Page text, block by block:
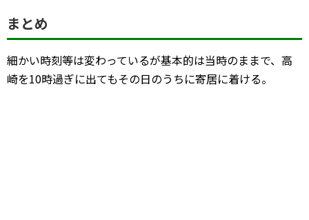
まとめ
細かい時刻等は変わっているが基本的は当時のままで、高
崎を10時過ぎに出てもその日のうちに寄居に着ける。